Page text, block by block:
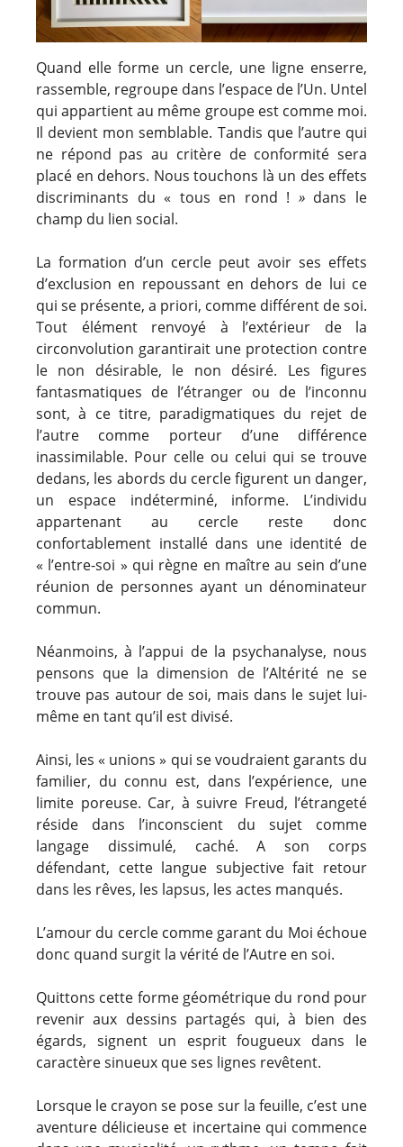
Quand elle forme un cercle, une ligne enserre,
rassemble, regroupe dans l’espace de l’Un. Untel
qui appartient au même groupe est comme moi.
Il devient mon semblable. Tandis que l’autre qui
ne répond pas au critère de conformité sera
placé en dehors. Nous touchons là un des effets
discriminants du « tous en rond ! » dans le
champ du lien social.
La formation d’un cercle peut avoir ses effets
d’exclusion en repoussant en dehors de lui ce
qui se présente, a priori, comme différent de soi.
Tout élément renvoyé à l’extérieur de la
circonvolution garantirait une protection contre
le non désirable, le non désiré. Les figures
fantasmatiques de l’étranger ou de l’inconnu
sont, à ce titre, paradigmatiques du rejet de
l’autre comme porteur d’une différence
inassimilable. Pour celle ou celui qui se trouve
dedans, les abords du cercle figurent un danger,
un espace indéterminé, informe. L’individu
appartenant au cercle reste donc
confortablement installé dans une identité de
« l’entre-soi » qui règne en maître au sein d’une
réunion de personnes ayant un dénominateur
commun.
Néanmoins, à l’appui de la psychanalyse, nous
pensons que la dimension de l’Altérité ne se
trouve pas autour de soi, mais dans le sujet lui-
même en tant qu’il est divisé.
Ainsi, les « unions » qui se voudraient garants du
familier, du connu est, dans l’expérience, une
limite poreuse. Car, à suivre Freud, l’étrangeté
réside dans l’inconscient du sujet comme
langage dissimulé, caché. A son corps
défendant, cette langue subjective fait retour
dans les rêves, les lapsus, les actes manqués.
L’amour du cercle comme garant du Moi échoue
donc quand surgit la vérité de l’Autre en soi.
Quittons cette forme géométrique du rond pour
revenir aux dessins partagés qui, à bien des
égards, signent un esprit fougueux dans le
caractère sinueux que ses lignes revêtent.
Lorsque le crayon se pose sur la feuille, c’est une
aventure délicieuse et incertaine qui commence